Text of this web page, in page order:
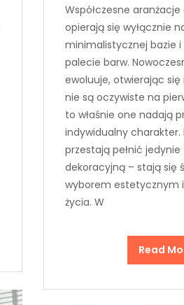
Współczesne
opierają się wyłącznie
minimalistycznej bazie
palecie barw.
ewoluuje, otwierając
nie są oczywiste na
to właśnie one nadają
indywidualny charakter.
przestają pełnić
dekoracyjną – stają się
wyborem estetycznym
życia. W
Read